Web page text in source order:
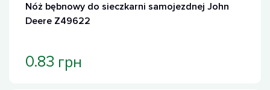
Nóż bębnowy do sieczkarni samojezdnej John
Deere Z49622
0.83 грн